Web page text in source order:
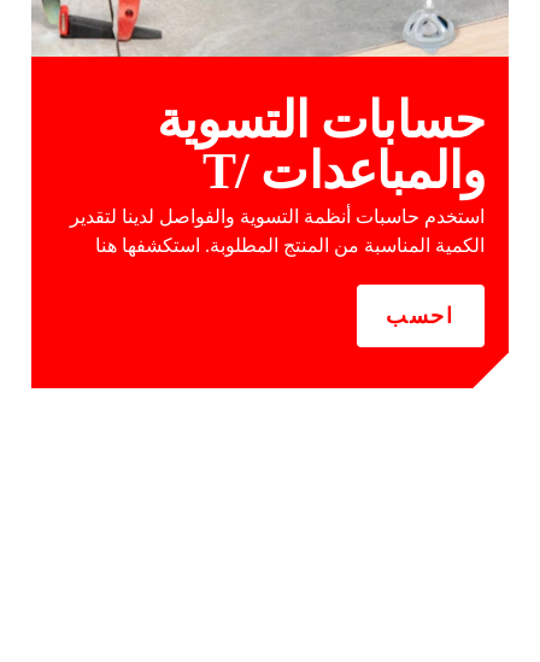
حسابات التسوية
والمباعدات /T
استخدم حاسبات أنظمة التسوية والفواصل لدينا لتقدير
الكمية المناسبة من المنتج المطلوبة. استكشفها هنا
احسب